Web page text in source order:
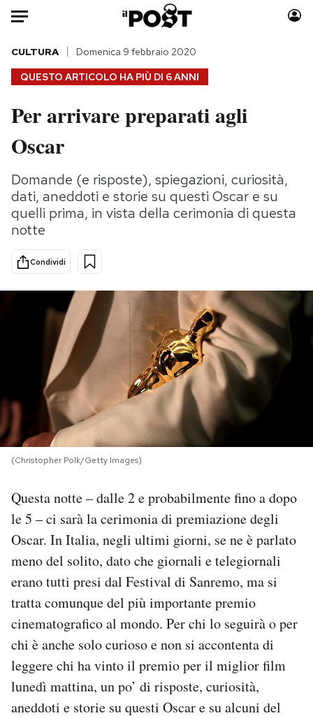
Auto
HOME
Italia
Politica
Tecnologia
Internet
Scienza
Cultura
Economia
Moda
Storie/Idee
Ok Boomer!
Media
PODCAST
NEWSLETTER
I MIEI PREFERITI
CALENDARIO
AREA PERSONALE
Area Personale
Newsletter
Hai bisogno di aiuto?
Esci
QUESTO ARTICOLO HA PIÙ DI 6 ANNI
CULTURA Domenica 9 febbraio 2020
Per arrivare preparati agli
Oscar
Domande (e risposte), spiegazioni, curiosità,
dati, aneddoti e storie su questi Oscar e su
quelli prima, in vista della cerimonia di questa
notte
Condividi
(Christopher Polk/Getty Images)
Questa notte – dalle 2 e probabilmente fino a dopo
le 5 – ci sarà la cerimonia di premiazione degli
Oscar. In Italia, negli ultimi giorni, se ne è parlato
meno del solito, dato che giornali e telegiornali
erano tutti presi dal Festival di Sanremo, ma si
tratta comunque del più importante premio
cinematografico al mondo. Per chi lo seguirà o per
chi è anche solo curioso e non si accontenta di
leggere chi ha vinto il premio per il miglior film
lunedì mattina, un po’ di risposte, curiosità,
aneddoti e storie su questi Oscar e su alcuni del